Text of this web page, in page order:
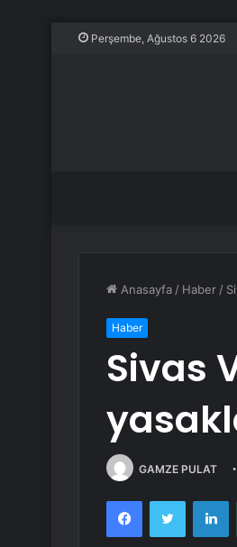
Perşembe, Ağustos 6 2026
Anasayfa / Haber /
Haber
Sivas
GAMZE PULAT
FacebookTwitter